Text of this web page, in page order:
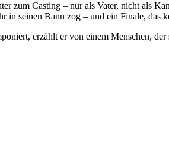
zum Casting – nur als Vater, nicht als
in seinen Bann zog – und ein Finale, das
erzählt er von einem Menschen,